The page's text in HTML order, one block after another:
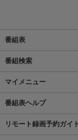
番組表
番組検索
マイメニュー
番組表ヘルプ
リモート録画予約ガイ